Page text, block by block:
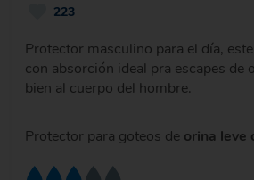
223
Protector masculino para el día,
con absorción ideal pra escapes de
bien al cuerpo del hombre.
Protector para goteos de orina leve